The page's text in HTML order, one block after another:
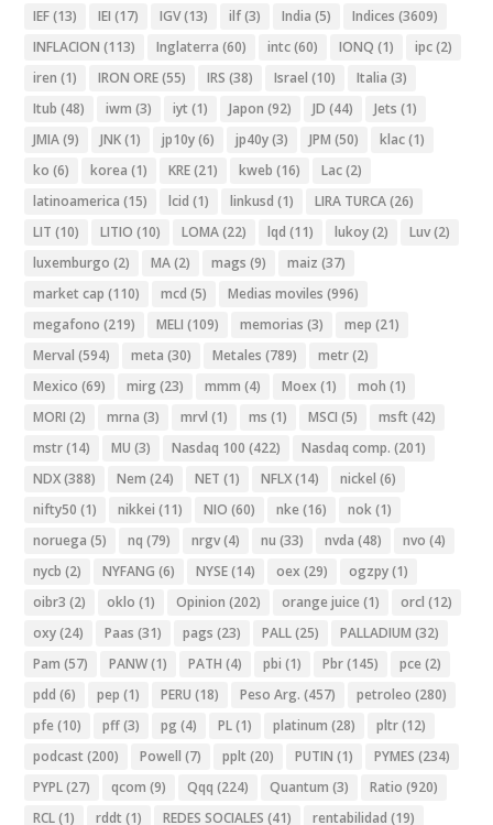
IEF(13) IEI (17) IGV(13) ilf(3) India (5) Indices (3609)
INFLACION (113) Inglaterra (60) intc(60) IONQ (1) ipc(2)
iren (1) IRON ORE(55) IRS (38) Israel (10) Italia (3)
Itub (48) iwm (3) iyt (1) Japon (92) JD (44) Jets (1)
JMIA(9) JNK(1) jp10y(6) jp40y(3) JPM (50) klac(1)
ko (6) korea (1) KRE(21) kweb (16) Lac(2)
latinoamerica (15) lcid (1) linkusd (1) LIRA TURCA(26)
LIT (10) LITIO (10) LOMA(22) lqd (11) lukoy(2) Luv(2)
luxemburgo (2) MA(2) mags (9) maiz (37)
market cap (110) mcd (5) Medias moviles (996)
megafono (219) MELI (109) memorias (3) mep (21)
Merval (594) meta (30) Metales (789) metr(2)
Mexico (69) mirg (23) mmm (4) Moex (1) moh (1)
MORI (2) mrna (3) mrvl (1) ms (1) MSCI (5) msft (42)
mstr(14) MU (3) Nasdaq 100 (422) Nasdaq comp. (201)
NDX(388) Nem (24) NET (1) NFLX(14) nickel (6)
nifty50 (1) nikkei (11) NIO (60) nke (16) nok(1)
noruega (5) nq (79) nrgv(4) nu (33) nvda (48) nvo (4)
nycb (2) NYFANG (6) NYSE(14) oex (29) ogzpy(1)
oibr3 (2) oklo (1) Opinion (202) orange juice (1) orcl (12)
oxy(24) Paas (31) pags (23) PALL(25) PALLADIUM (32)
Pam (57) PANW(1) PATH (4) pbi (1) Pbr(145) pce (2)
pdd (6) pep (1) PERU (18) Peso Arg. (457) petroleo (280)
pfe (10) pff(3) pg (4) PL(1) platinum (28) pltr(12)
podcast (200) Powell (7) pplt (20) PUTIN (1) PYMES (234)
PYPL(27) qcom (9) Qqq (224) Quantum (3) Ratio (920)
RCL(1) rddt (1) REDES SOCIALES (41) rentabilidad (19)